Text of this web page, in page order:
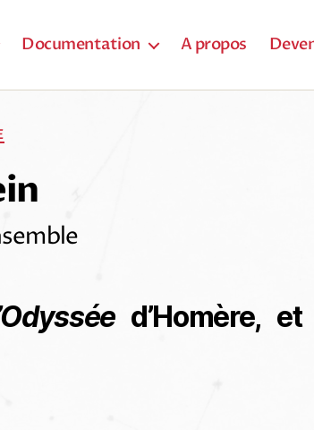
Documentation A propos
d’Homère, et